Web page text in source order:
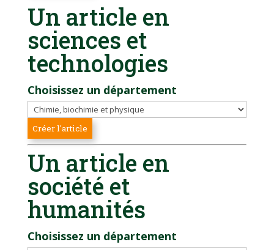
Un article en
sciences et
technologies
Choisissez un département
Un article en
société et
humanités
Choisissez un département